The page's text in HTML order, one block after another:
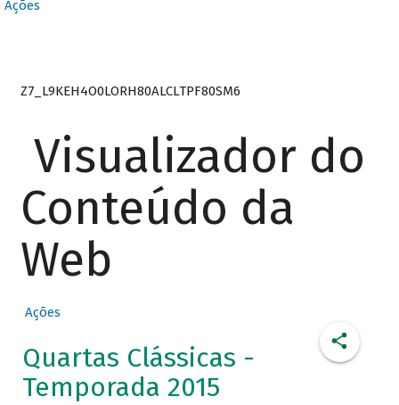
Ações
Z7_L9KEH4O0LORH80ALCLTPF80SM6
Visualizador do
Conteúdo da
Web
Ações
Quartas Clássicas -
Temporada 2015